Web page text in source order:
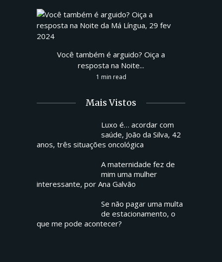
Você também é arguido? Oiça a
resposta na Noite...
1 min read
Mais Vistos
Luxo é… acordar com
saúde, João da Silva, 42
anos, três situações oncológica
A maternidade fez de
mim uma mulher
interessante, por Ana Galvão
Se não pagar uma multa
de estacionamento, o
que me pode acontecer?